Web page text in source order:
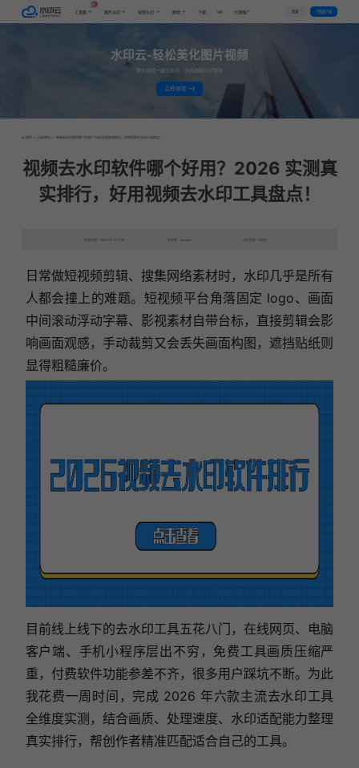
工具集 图片水印 视频水印 教程 下载 VIP 代理推广 登录 下载客户端
水印云-轻松美化图片视频
图片视频一键去水印，手机电脑均可使用
立即体验
首页 > 行业资讯 > 视频去水印软件哪个好用？2026 实测真实排行，好用视频去水印工具盘点！
视频去水印软件哪个好用？2026 实测真
实排行，好用视频去水印工具盘点！
发布日期：2026-06-10 13:38 发表者：qianqian 浏览次数：585次
日常做短视频剪辑、搜集网络素材时，水印几乎是所有
人都会撞上的难题。短视频平台角落固定 logo、画面
中间滚动浮动字幕、影视素材自带台标，直接剪辑会影
响画面观感，手动裁剪又会丢失画面构图，遮挡贴纸则
显得粗糙廉价。
目前线上线下的去水印工具五花八门，在线网页、电脑
客户端、手机小程序层出不穷，免费工具画质压缩严
重，付费软件功能参差不齐，很多用户踩坑不断。为此
我花费一周时间，完成 2026 年六款主流去水印工具
全维度实测，结合画质、处理速度、水印适配能力整理
真实排行，帮创作者精准匹配适合自己的工具。